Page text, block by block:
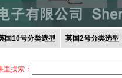
国10号分类选型 英国2号分类选型
里搜索：